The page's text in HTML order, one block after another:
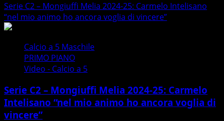
Serie C2 – Mongiuffi Melia 2024-25: Carmelo Intelisano
“nel mio animo ho ancora voglia di vincere”
Calcio a 5 Maschile
PRIMO PIANO
Video - Calcio a 5
Serie C2 – Mongiuffi Melia 2024-25: Carmelo
Intelisano “nel mio animo ho ancora voglia di
vincere”